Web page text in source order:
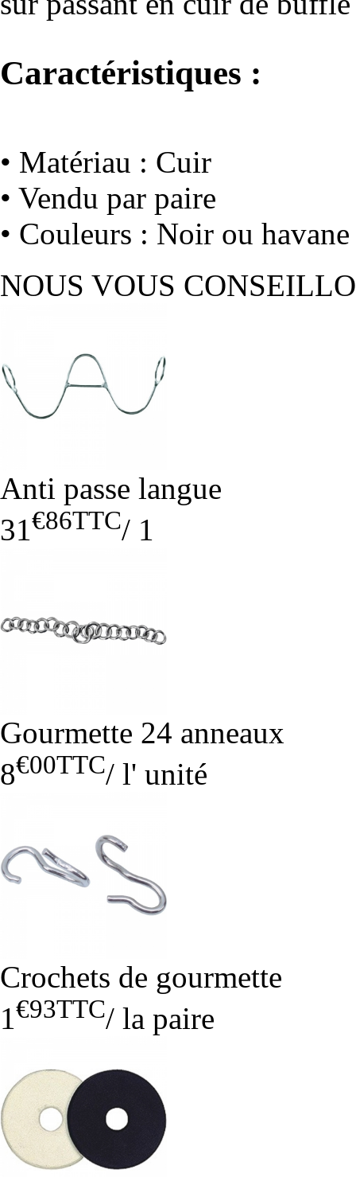
Caractéristiques :
• Matériau : Cuir
• Vendu par paire
• Couleurs : Noir ou havane
NOUS VOUS
Anti passe langue
31 €86TTC/ 1
Gourmette 24 anneaux
8€00TTC/ l' unité
Crochets de gourmette
1 €93TTC/ la paire